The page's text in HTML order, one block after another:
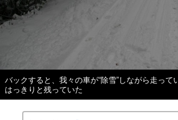
バックすると、我々の車が“除雪”しながら走って
はっきりと残っていた